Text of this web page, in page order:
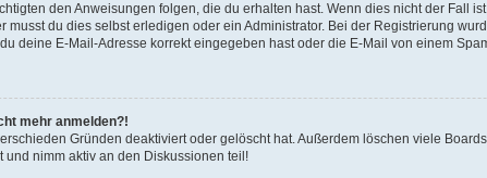
den Anweisungen folgen, die du erhalten hast. Wenn dies nicht der Fall
du dies selbst erledigen oder ein Administrator. Bei der Registrierung
deine E-Mail-Adresse korrekt eingegeben hast oder die E-Mail von einem
mehr anmelden?!
Gründen deaktiviert oder gelöscht hat. Außerdem löschen viele
nimm aktiv an den Diskussionen teil!